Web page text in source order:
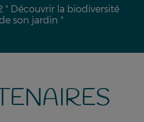
" Découvrir la biodiversité
son jardin "